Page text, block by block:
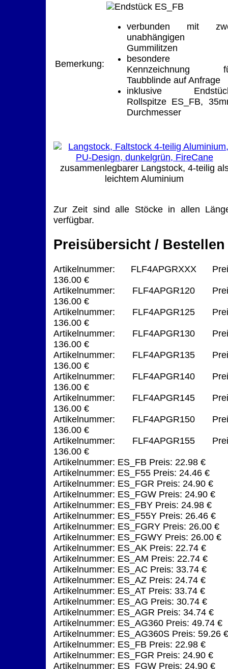
Bemerkung:
verbunden mit
unabhängigen
Gummilitzen
besondere
Kennzeichnung
Taubblinde auf Anfrage
inklusive
Rollspitze ES_FB,
Durchmesser
zusammenlegbarer Langstock, 4-teilig
leichtem Aluminium
Zur Zeit sind alle Stöcke in allen
verfügbar.
Preisübersicht / Bestellen
Artikelnummer: FLF4APGRXXX
136.00 €
Artikelnummer: FLF4APGR120
136.00 €
Artikelnummer: FLF4APGR125
136.00 €
Artikelnummer: FLF4APGR130
136.00 €
Artikelnummer: FLF4APGR135
136.00 €
Artikelnummer: FLF4APGR140
136.00 €
Artikelnummer: FLF4APGR145
136.00 €
Artikelnummer: FLF4APGR150
136.00 €
Artikelnummer: FLF4APGR155
136.00 €
Artikelnummer: ES_FB Preis: 22.98 €
Artikelnummer: ES_F55 Preis: 24.46 €
Artikelnummer: ES_FGR Preis: 24.90 €
Artikelnummer: ES_FGW Preis: 24.90 €
Artikelnummer: ES_FBY Preis: 24.98 €
Artikelnummer: ES_F55Y Preis: 26.46 €
Artikelnummer: ES_FGRY Preis: 26.00 €
Artikelnummer: ES_FGWY Preis: 26.00 €
Artikelnummer: ES_AK Preis: 22.74 €
Artikelnummer: ES_AM Preis: 22.74 €
Artikelnummer: ES_AC Preis: 33.74 €
Artikelnummer: ES_AZ Preis: 24.74 €
Artikelnummer: ES_AT Preis: 33.74 €
Artikelnummer: ES_AG Preis: 30.74 €
Artikelnummer: ES_AGR Preis: 34.74 €
Artikelnummer: ES_AG360 Preis: 49.74 €
Artikelnummer: ES_AG360S Preis: 59.26 €
Artikelnummer: ES_FB Preis: 22.98 €
Artikelnummer: ES_FGR Preis: 24.90 €
Artikelnummer: ES_FGW Preis: 24.90 €